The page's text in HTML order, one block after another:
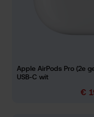
Apple AirPods Pro (2e
USB-C wit
€